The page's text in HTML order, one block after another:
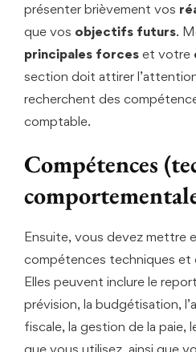
présenter brièvement vos
que vos objectifs futurs.
principales forces et votre
section doit attirer
recherchent des
comptable.
Compétences
Ensuite, vous devez mettre
compétences techniques et
Elles peuvent inclure le
prévision, la budgétisation,
fiscale, la gestion de la paie,